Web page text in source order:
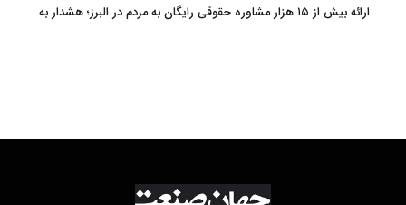
ارائه بیش از ۱۵ هزار مشاوره حقوقی رایگان به مردم در البرز؛ هشدار به